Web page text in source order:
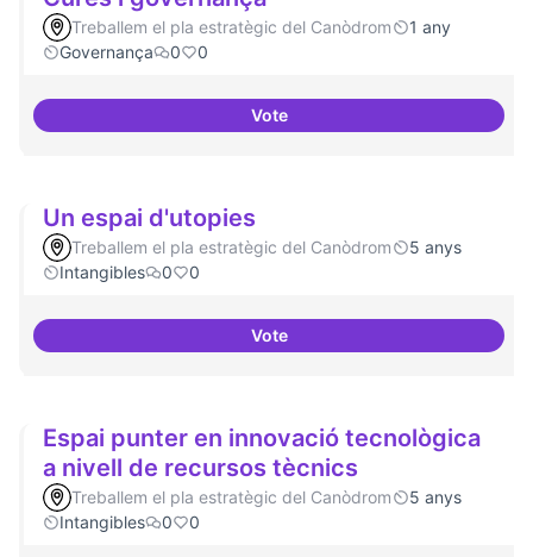
Treballem el pla estratègic del Canòdrom
1 any
Governança
0 0
VoteCures i governança
Un espai d'utopies
Treballem el pla estratègic del Canòdrom
5 anys
Intangibles
0 0
VoteUn espai d'utopies
Espai punter en innovació tecnològica
a nivell de recursos tècnics
Treballem el pla estratègic del Canòdrom
5 anys
Intangibles
0 0